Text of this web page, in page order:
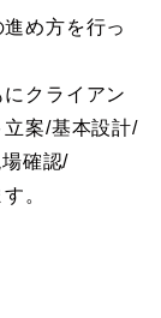
め方を行っ
クライアン
立案/基本設計/
確認/
。